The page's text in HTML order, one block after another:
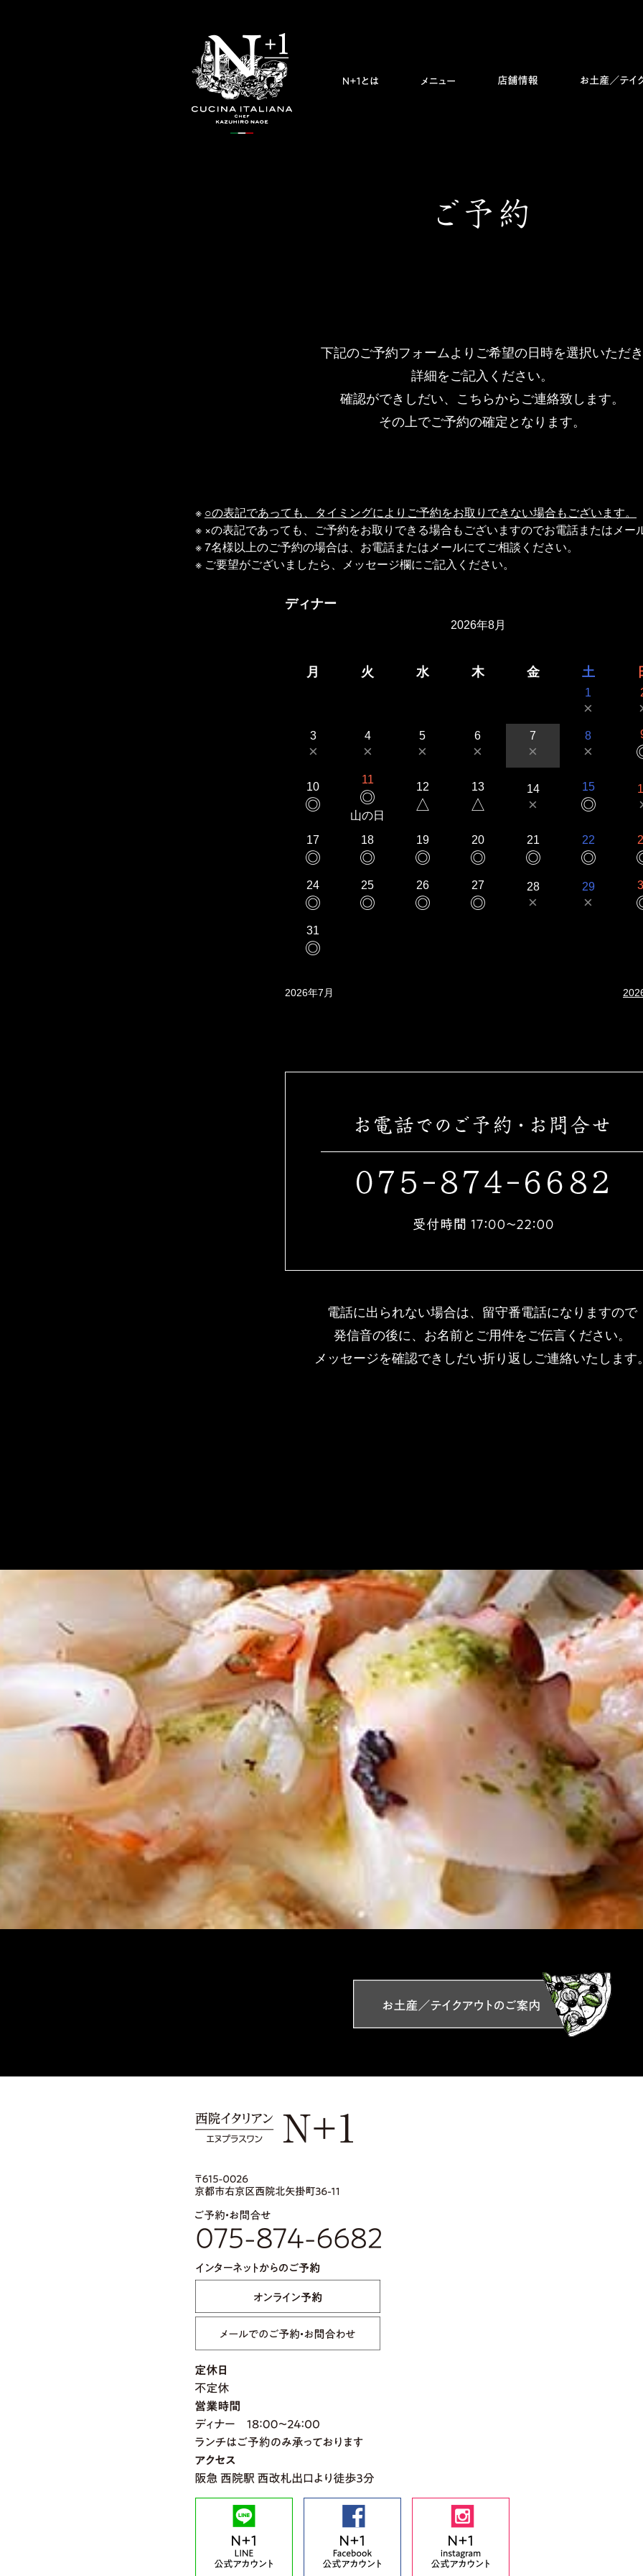
下記のご予約フォームよりご希望の日時を選択いただき
詳細をご記入ください。
確認ができしだい、こちらからご連絡致します。
その上でご予約の確定となります。
※ ○の表記であっても、タイミングによりご予約をお取りできない場合もございます。
※ ×の表記であっても、ご予約をお取りできる場合もございますのでお電話またはメー
※ 7名様以上のご予約の場合は、お電話またはメールにてご相談ください。
※ ご要望がございましたら、メッセージ欄にご記入ください。
ディナー
2026年8月
月 火 水 木 金 土
1
×
3
×
4
×
5
×
6
×
7
×
8
×
10
◎
11
◎
山の日
12
△
13
△
14
×
15
◎
17
◎
18
◎
19
◎
20
◎
21
◎
22
◎
24
◎
25
◎
26
◎
27
◎
28
×
29
×
31
◎
2026年7月
電話に出られない場合は、留守番電話になりますので
発信音の後に、お名前とご用件をご伝言ください。
メッセージを確認できしだい折り返しご連絡いたします